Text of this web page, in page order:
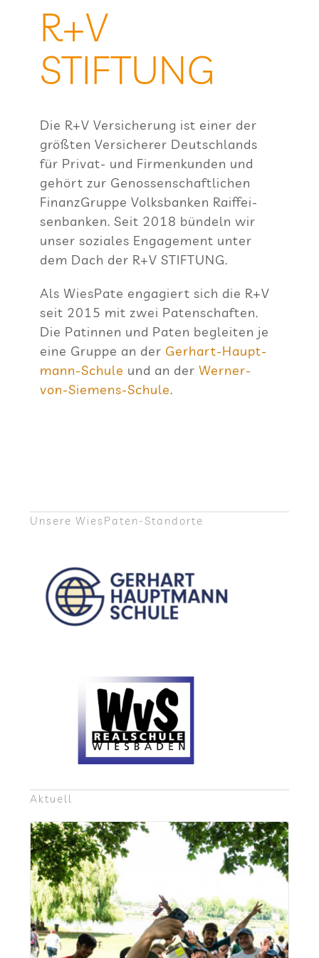
R+V
STIFTUNG
Die R+V Ver­si­che­rung ist einer der
größ­ten Ver­si­che­rer Deutsch­lands
für Pri­vat- und Fir­men­kun­den und
gehört zur Genos­sen­schaft­li­chen
Finanz­Gruppe Volks­ban­ken Raiff­ei­
sen­ban­ken. Seit 2018 bün­deln wir
unser sozia­les Enga­ge­ment unter
dem Dach der R+V STIFTUNG.
Als Wie­sPate enga­giert sich die R+V
seit 2015 mit zwei Paten­schaf­ten.
Die Patin­nen und Paten beglei­ten je
eine Gruppe an der Ger­hart-Haupt­
mann-Schule und an derWer­ner-
von-Sie­mens-Schule.
Unsere Wie­sPa­ten-Stand­orte
Aktu­ell